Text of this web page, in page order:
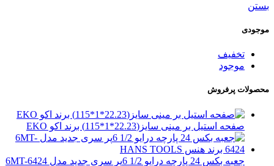
بستن
موجودی
تخفیف
موجود
محصولات پرفروش
صفحه استیل بر مینی سایز(22.23*1*115) برند اکو EKO
جعبه بکس 24 پارچه درایو 1/2 6پر سری جدید مدل 6MT-6424